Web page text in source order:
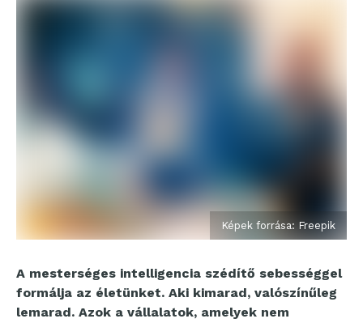
Képek forrása: Freepik
A mesterséges intelligencia szédítő sebességgel
formálja az életünket. Aki kimarad, valószínűleg
lemarad. Azok a vállalatok, amelyek nem